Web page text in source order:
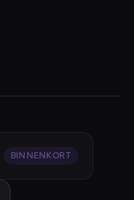
BINNENKORT